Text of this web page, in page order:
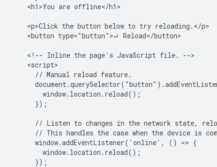
    <h1>You are offline</h1>
    <p>Click the button below to try reloading.</p>
    <button type="button">⤾ Reload</button>
    <!-- Inline the page's JavaScript file. -->
    <script>
      // Manual reload feature.
        window.location.reload();
      });
// Listen to changes in the network state,
// This handles the case when the device is
      window.addEventListener('online', () => {
        window.location.reload();
      });